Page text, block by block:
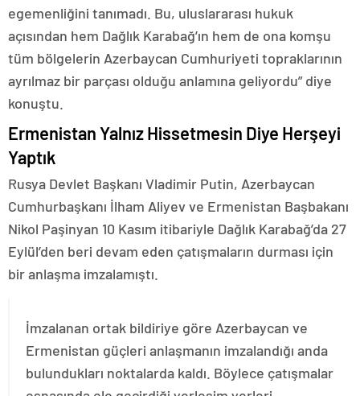
egemenliğini tanımadı. Bu, uluslararası hukuk
açısından hem Dağlık Karabağ’ın hem de ona komşu
tüm bölgelerin Azerbaycan Cumhuriyeti topraklarının
ayrılmaz bir parçası olduğu anlamına geliyordu” diye
konuştu.
Ermenistan Yalnız Hissetmesin Diye Herşeyi
Yaptık
Rusya Devlet Başkanı Vladimir Putin, Azerbaycan
Cumhurbaşkanı İlham Aliyev ve Ermenistan Başbakanı
Nikol Paşinyan 10 Kasım itibariyle Dağlık Karabağ’da 27
Eylül’den beri devam eden çatışmaların durması için
bir anlaşma imzalamıştı.
İmzalanan ortak bildiriye göre Azerbaycan ve
Ermenistan güçleri anlaşmanın imzalandığı anda
bulundukları noktalarda kaldı. Böylece çatışmalar